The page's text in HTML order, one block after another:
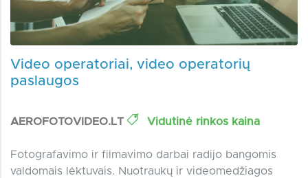
Video operatoriai, video operatorių
paslaugos
AEROFOTOVIDEO.LT Vidutinė rinkos kaina
Fotografavimo ir filmavimo darbai radijo bangomis
valdomais lėktuvais. Nuotraukų ir videomedžiagos